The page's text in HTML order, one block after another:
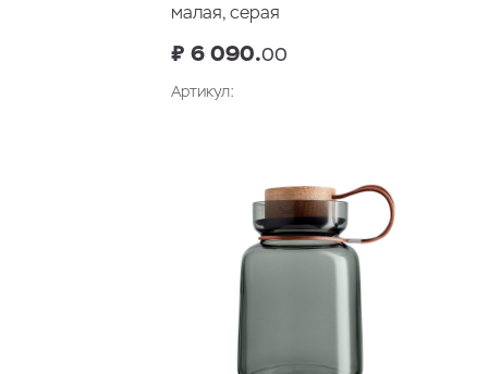
малая, серая
₽ 6 090.00
Артикул: